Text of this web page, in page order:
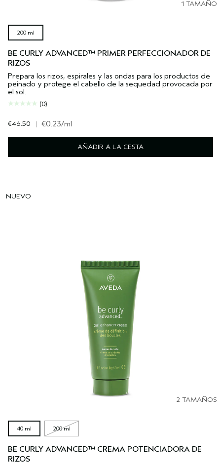
1 TAMAÑO
200 ml
BE CURLY ADVANCED™ PRIMER PERFECCIONADOR DE
RIZOS
Prepara los rizos, espirales y las ondas para los productos de
peinado y protege el cabello de la sequedad provocada por
el sol.
(0)
€46.50 | €0.23/ml
AÑADIR A LA CESTA
NUEVO
2 TAMAÑOS
40 ml 200 ml
BE CURLY ADVANCED™ CREMA POTENCIADORA DE
RIZOS